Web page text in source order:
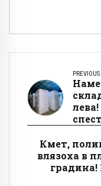
PREVIOUS
Кмет,
влязоха в
градина!